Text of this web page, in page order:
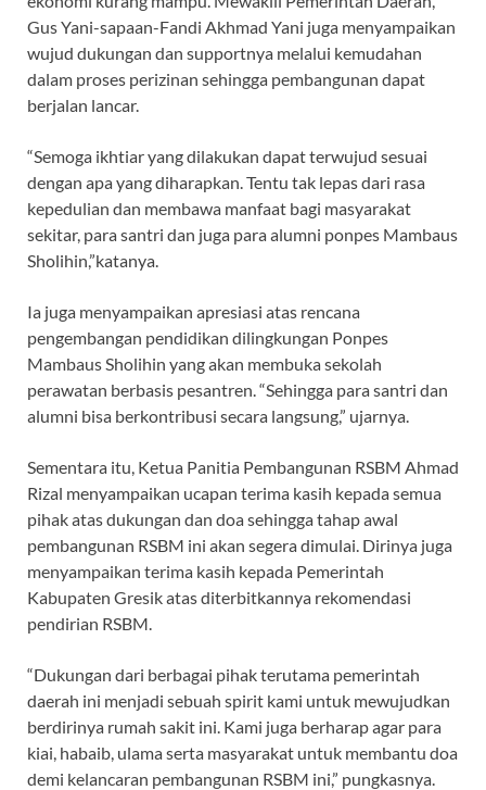
Gus Yani-sapaan-Fandi Akhmad Yani juga menyampaikan
wujud dukungan dan supportnya melalui kemudahan
dalam proses perizinan sehingga pembangunan dapat
berjalan lancar.
“Semoga ikhtiar yang dilakukan dapat terwujud sesuai
dengan apa yang diharapkan. Tentu tak lepas dari rasa
kepedulian dan membawa manfaat bagi masyarakat
sekitar, para santri dan juga para alumni ponpes Mambaus
Sholihin,”katanya.
Ia juga menyampaikan apresiasi atas rencana
pengembangan pendidikan dilingkungan Ponpes
Mambaus Sholihin yang akan membuka sekolah
perawatan berbasis pesantren. “Sehingga para santri dan
alumni bisa berkontribusi secara langsung,” ujarnya.
Sementara itu, Ketua Panitia Pembangunan RSBM Ahmad
Rizal menyampaikan ucapan terima kasih kepada semua
pihak atas dukungan dan doa sehingga tahap awal
pembangunan RSBM ini akan segera dimulai. Dirinya juga
menyampaikan terima kasih kepada Pemerintah
Kabupaten Gresik atas diterbitkannya rekomendasi
pendirian RSBM.
“Dukungan dari berbagai pihak terutama pemerintah
daerah ini menjadi sebuah spirit kami untuk mewujudkan
berdirinya rumah sakit ini. Kami juga berharap agar para
kiai, habaib, ulama serta masyarakat untuk membantu doa
demi kelancaran pembangunan RSBM ini,” pungkasnya.